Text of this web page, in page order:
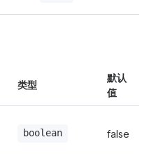
类型
默认
值
boolean false